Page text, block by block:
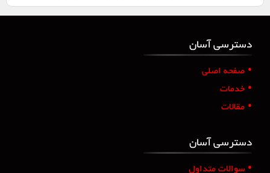
دسترسی آسان
• صفحه اصلی
• خدمات
• مقالات
دسترسی آسان
• سوالات متداول